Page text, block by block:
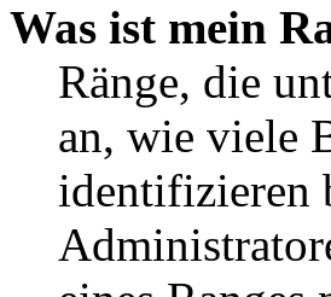
Was ist mein
Ränge, die
an, wie viele
identifizieren